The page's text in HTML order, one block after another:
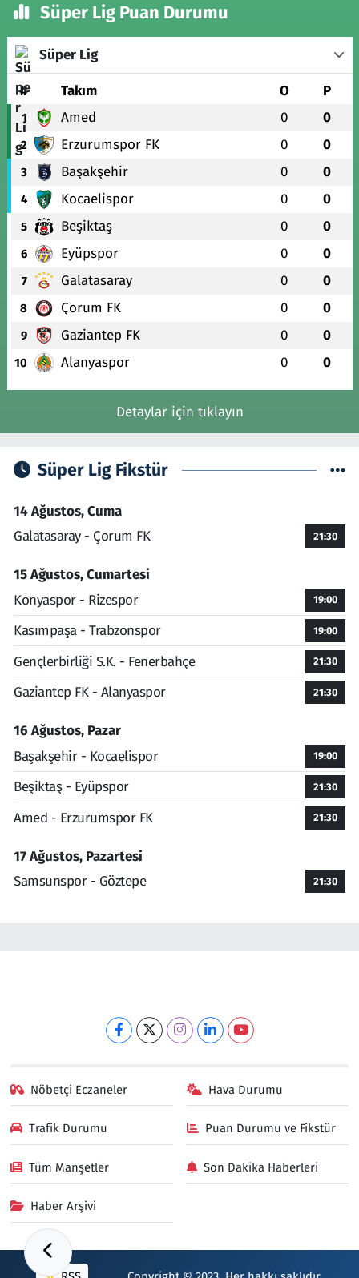
Süper Lig Puan Durumu
Süper Lig
# Takım O P
1 Amed 0 0
2 Erzurumspor FK 0 0
3 Başakşehir 0 0
4 Kocaelispor 0 0
5 Beşiktaş 0 0
6 Eyüpspor 0 0
7 Galatasaray 0 0
8 Çorum FK 0 0
9 Gaziantep FK 0 0
10 Alanyaspor 0 0
Detaylar için tıklayın
Süper Lig Fikstür
14 Ağustos, Cuma
Galatasaray - Çorum FK
21:30
15 Ağustos, Cumartesi
Konyaspor - Rizespor
19:00
Kasımpaşa - Trabzonspor 19:00
Gençlerbirliği S.K. - Fenerbahçe 21:30
Gaziantep FK - Alanyaspor 21:30
16 Ağustos, Pazar
Başakşehir - Kocaelispor
19:00
Beşiktaş - Eyüpspor 21:30
Amed - Erzurumspor FK 21:30
17 Ağustos, Pazartesi
Samsunspor - Göztepe
21:30
Nöbetçi Eczaneler Hava Durumu
Trafik Durumu Puan Durumu ve Fikstür
Tüm Manşetler Son Dakika Haberleri
Haber Arşivi